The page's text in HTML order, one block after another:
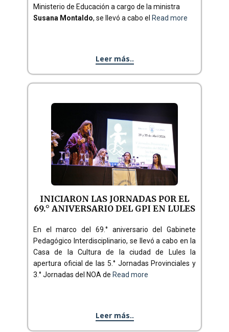
Ministerio de Educación a cargo de la ministra
Susana Montaldo, se llevó a cabo el Read more
Leer más..
INICIARON LAS JORNADAS POR EL
69.° ANIVERSARIO DEL GPI EN LULES
En el marco del 69.° aniversario del Gabinete
Pedagógico Interdisciplinario, se llevó a cabo en la
Casa de la Cultura de la ciudad de Lules la
apertura oficial de las 5.° Jornadas Provinciales y
3.° Jornadas del NOA de Read more
Leer más..